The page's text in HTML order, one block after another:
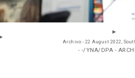
Archivo - 22 August 2022,
- -/YNA/DPA -